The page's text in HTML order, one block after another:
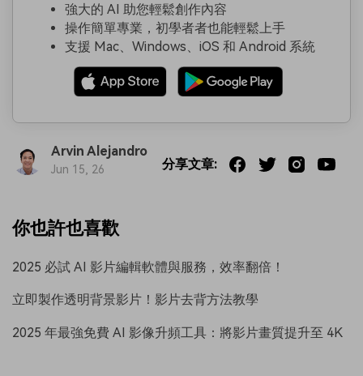
強大的 AI 助您輕鬆創作內容
操作簡單專業，初學者者也能輕鬆上手
支援 Mac、Windows、iOS 和 Android 系統
Arvin Alejandro
Jun 15, 26 分享文章:
你也許也喜歡
2025 必試 AI 影片編輯軟體與服務，效率翻倍！
立即製作透明背景影片！影片去背方法教學
2025 年最強免費 AI 影像升頻工具：將影片畫質提升至 4K